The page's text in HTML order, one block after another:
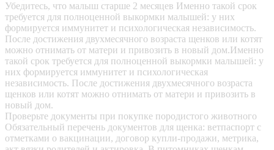
Убедитесь, что малыш старше 2 месяцев Именно такой срок
требуется для полноценной выкормки малышей: у них
формируется иммунитет и психологическая независимость.
После достижения двухмесячного возраста щенков или котят
можно отнимать от матери и привозить в новый дом.Именно
такой срок требуется для полноценной выкормки малышей: у
них формируется иммунитет и психологическая
независимость. После достижения двухмесячного возраста
щенков или котят можно отнимать от матери и привозить в
новый дом.
Проверьте документы при покупке породистого животного
Обязательный перечень документов для щенка: ветпаспорт с
отметками о вакцинации, договор купли-продажи, метрика,